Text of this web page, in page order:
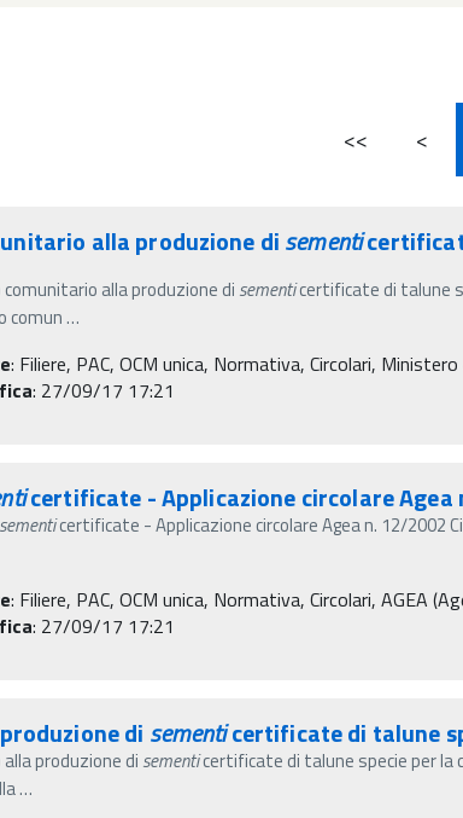
<< <
alla produzione disementi
alla produzione di sementicertificate di talune
comun…
: Filiere, PAC, OCM unica, Normativa, Circolari,
: 27/09/17 17:21
certificate - Applicazione circolare Agea
sementicertificate - Applicazione circolare Agea n. 12/2002
: Filiere, PAC, OCM unica, Normativa, Circolari, AGEA
: 27/09/17 17:21
di sementicertificate di talune
produzione di sementicertificate di talune specie per la
…